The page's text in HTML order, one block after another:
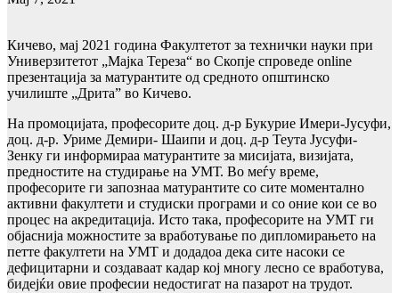
Кичево, мај 2021 година Факултетот за технички науки при
Универзитетот „Мајка Тереза“ во Скопје спроведе online
презентација за матурантите од средното општинско
училиште „Дрита” во Кичево.
На промоцијата, професорите доц. д-р Букурие Имери-Јусуфи,
доц. д-р. Уриме Демири- Шаипи и доц. д-р Теута Јусуфи-
Зенку ги информираа матурантите за мисијата, визијата,
предностите на студирање на УМТ. Во меѓу време,
професорите ги запознаа матурантите со сите моментално
активни факултети и студиски програми и со оние кои се во
процес на акредитација. Исто така, професорите на УМТ ги
објаснија можностите за вработување по дипломирањето на
петте факултети на УМТ и додадоа дека сите насоки се
дефицитарни и создаваат кадар кој многу лесно се вработува,
бидејќи овие професии недостигат на пазарот на трудот.